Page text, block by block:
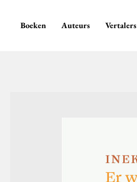
Boeken Auteurs
Vertalers